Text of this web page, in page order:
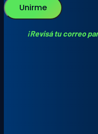
Unirme
¡Revisá tu correo